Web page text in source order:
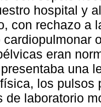
hospital y
con rechazo a
cardiopulmonar
eran
una
los pulsos
de laboratorio